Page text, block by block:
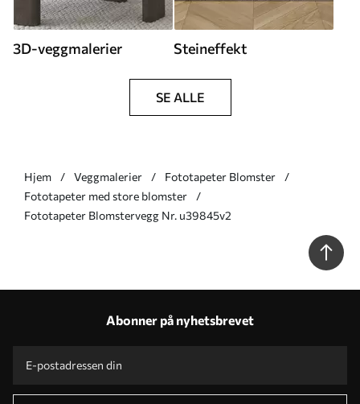
3D-veggmalerier Steineffekt
SE ALLE
Hjem Veggmalerier
Fototapeter Blomster
Fototapeter med store blomster
Fototapeter Blomstervegg Nr. u39845v2
Abonner på nyhetsbrevet